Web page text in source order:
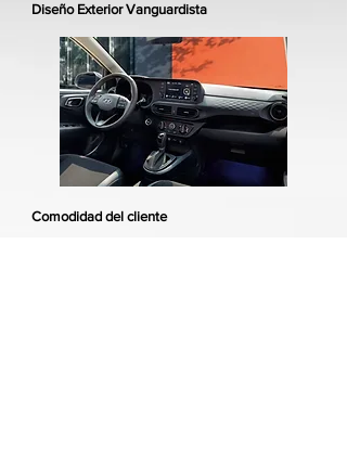
Diseño Exterior Vanguardista
Comodidad del cliente